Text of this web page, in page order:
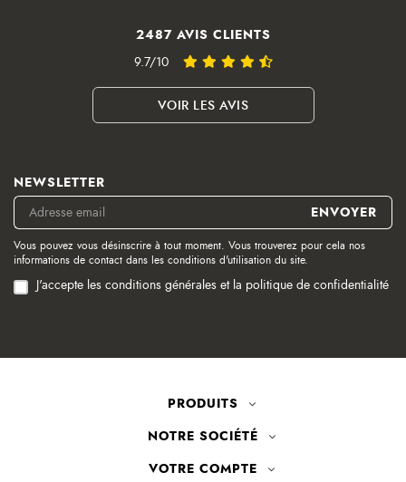
2487 AVIS CLIENTS
9.7/10
VOIR LES AVIS
NEWSLETTER
Vous pouvez vous désinscrire à tout moment. Vous trouverez pour cela nos
informations de contact dans les conditions d'utilisation du site.
J'accepte les conditions générales et la politique de confidentialité
PRODUITS
NOTRE SOCIÉTÉ
VOTRE COMPTE